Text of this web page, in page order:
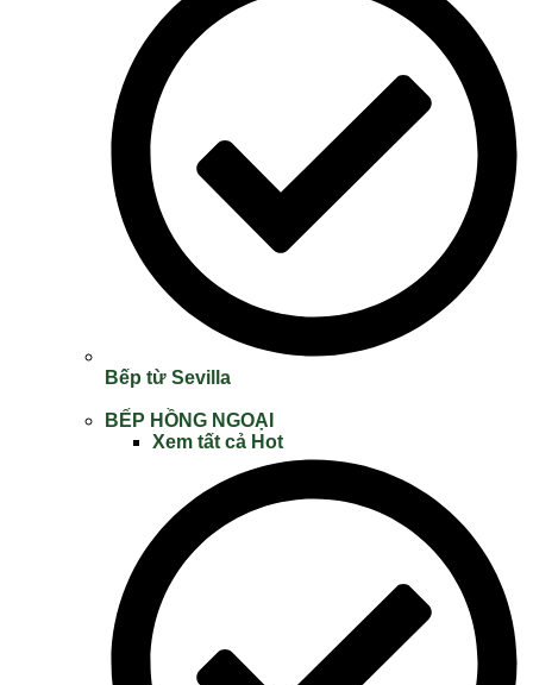
Bếp từ Sevilla
BẾP HỒNG NGOẠI
Xem tất cả Hot